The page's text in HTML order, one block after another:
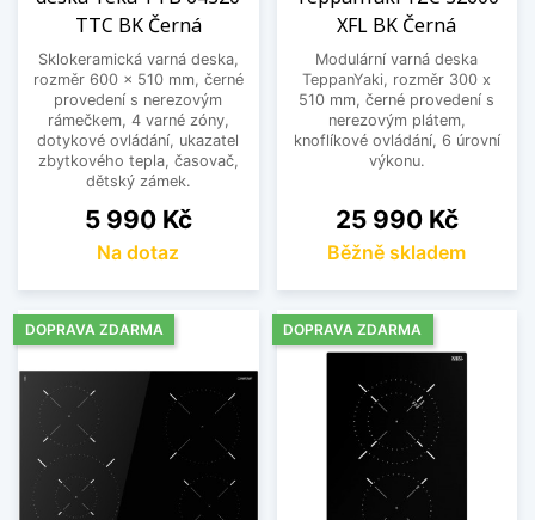
kuchyni moderní a čistý vzhled. Desky jsou
vhodné do klasických i současných interiérů.
Vyberte si vestavnou sklokeramickou varnou
desku, která nabídne spolehlivý provoz,
jednoduché ovládání a nadčasový design
kuchyně.
Zobrazit méně
TTC BK Černá
Sklokeramická varná deska,
rozměr 600 x 510 mm, černé
provedení s nerezovým
rámečkem, 4 varné zóny,
dotykové ovládání, ukazatel
zbytkového tepla, časovač,
dětský zámek.
Cena
5 990 Kč
Na dotaz
XFL BK Černá
Modulární varná deska
TeppanYaki, rozměr 300 x
510 mm, černé provedení s
nerezovým plátem,
knoflíkové ovládání, 6 úrovní
výkonu.
Cena
25 990 Kč
Běžně skladem
DOPRAVA ZDARMA DOPRAVA ZDARMA